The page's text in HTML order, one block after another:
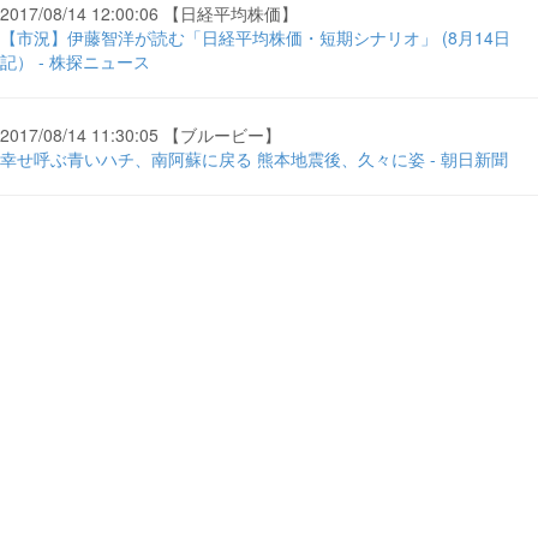
2017/08/14 12:00:06 【日経平均株価】
【市況】伊藤智洋が読む「日経平均株価・短期シナリオ」 (8月14日
記） - 株探ニュース
2017/08/14 11:30:05 【ブルービー】
幸せ呼ぶ青いハチ、南阿蘇に戻る 熊本地震後、久々に姿 - 朝日新聞